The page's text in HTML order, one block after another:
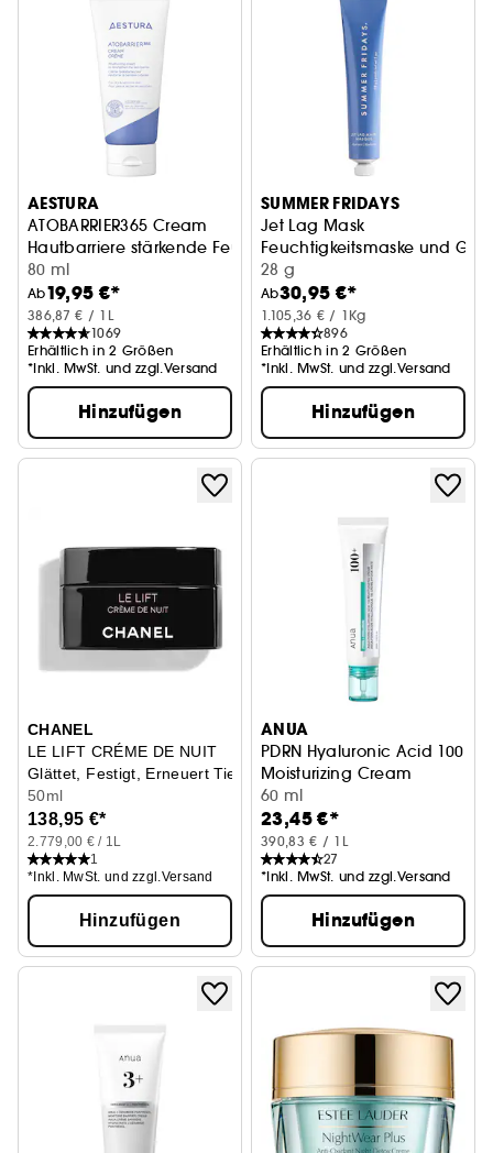
AESTURA
ATOBARRIER365 Cream
Hautbarriere stärkende Feuchtigkeitscreme
80 ml
Ab19,95 €*
386,87 € / 1L
1069
Erhältlich in 2 Größen
*Inkl. MwSt. und zzgl.Versand
Hinzufügen
SUMMER FRIDAYS
Jet Lag Mask
Feuchtigkeitsmaske und
28 g
Ab30,95 €*
1.105,36 € / 1Kg
896
Erhältlich in 2 Größen
*Inkl. MwSt. und zzgl.Versand
Hinzufügen
CHANEL
LE LIFT CRÉME DE NUIT
Glättet, Festigt, Erneuert Tiegel
50ml
138,95 €*
2.779,00 € / 1L
1
*Inkl. MwSt. und zzgl.Versand
Hinzufügen
ANUA
PDRN Hyaluronic Acid 100
Moisturizing Cream
Feuchtigkeitscreme
60 ml
23,45 €*
390,83 € / 1L
27
*Inkl. MwSt. und zzgl.Versand
Hinzufügen